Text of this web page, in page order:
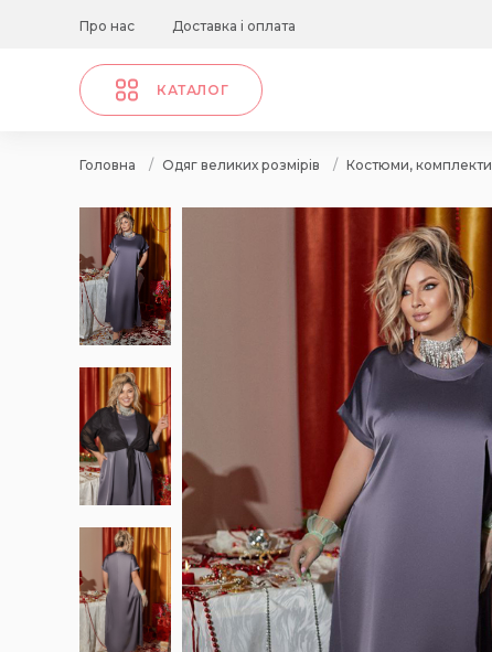
Про нас Доставка і оплата
КАТАЛОГ
Головна / Одяг великих розмірів / Костюми, комплекти